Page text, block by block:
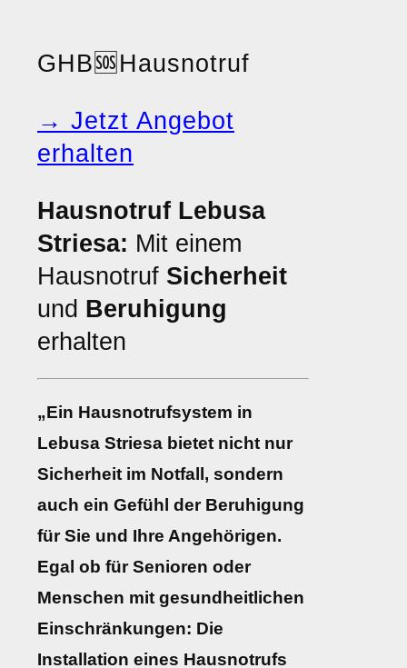
GHB🆘 Hausnotruf
→ Jetzt Angebot
erhalten
Hausnotruf Lebusa
Striesa: Mit einem
Hausnotruf Sicherheit
und Beruhigung
erhalten
„Ein Hausnotrufsystem in
Lebusa Striesa bietet nicht nur
Sicherheit im Notfall, sondern
auch ein Gefühl der Beruhigung
für Sie und Ihre Angehörigen.
Egal ob für Senioren oder
Menschen mit gesundheitlichen
Einschränkungen: Die
Installation eines Hausnotrufs